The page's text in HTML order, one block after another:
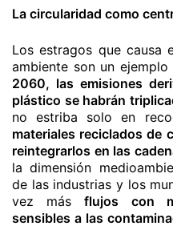
La circularidad como
Los estragos que causa
ambiente son un
2060, las emisiones
plástico se habrán
no estriba solo en
materiales reciclados de
reintegrarlos en las
la dimensión
de las industrias y los
vez másflujos con
sensibles a las